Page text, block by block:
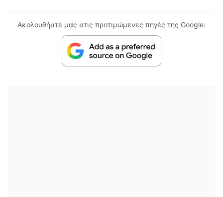
Ακολουθήστε μας στις προτιμώμενες πηγές της Google: